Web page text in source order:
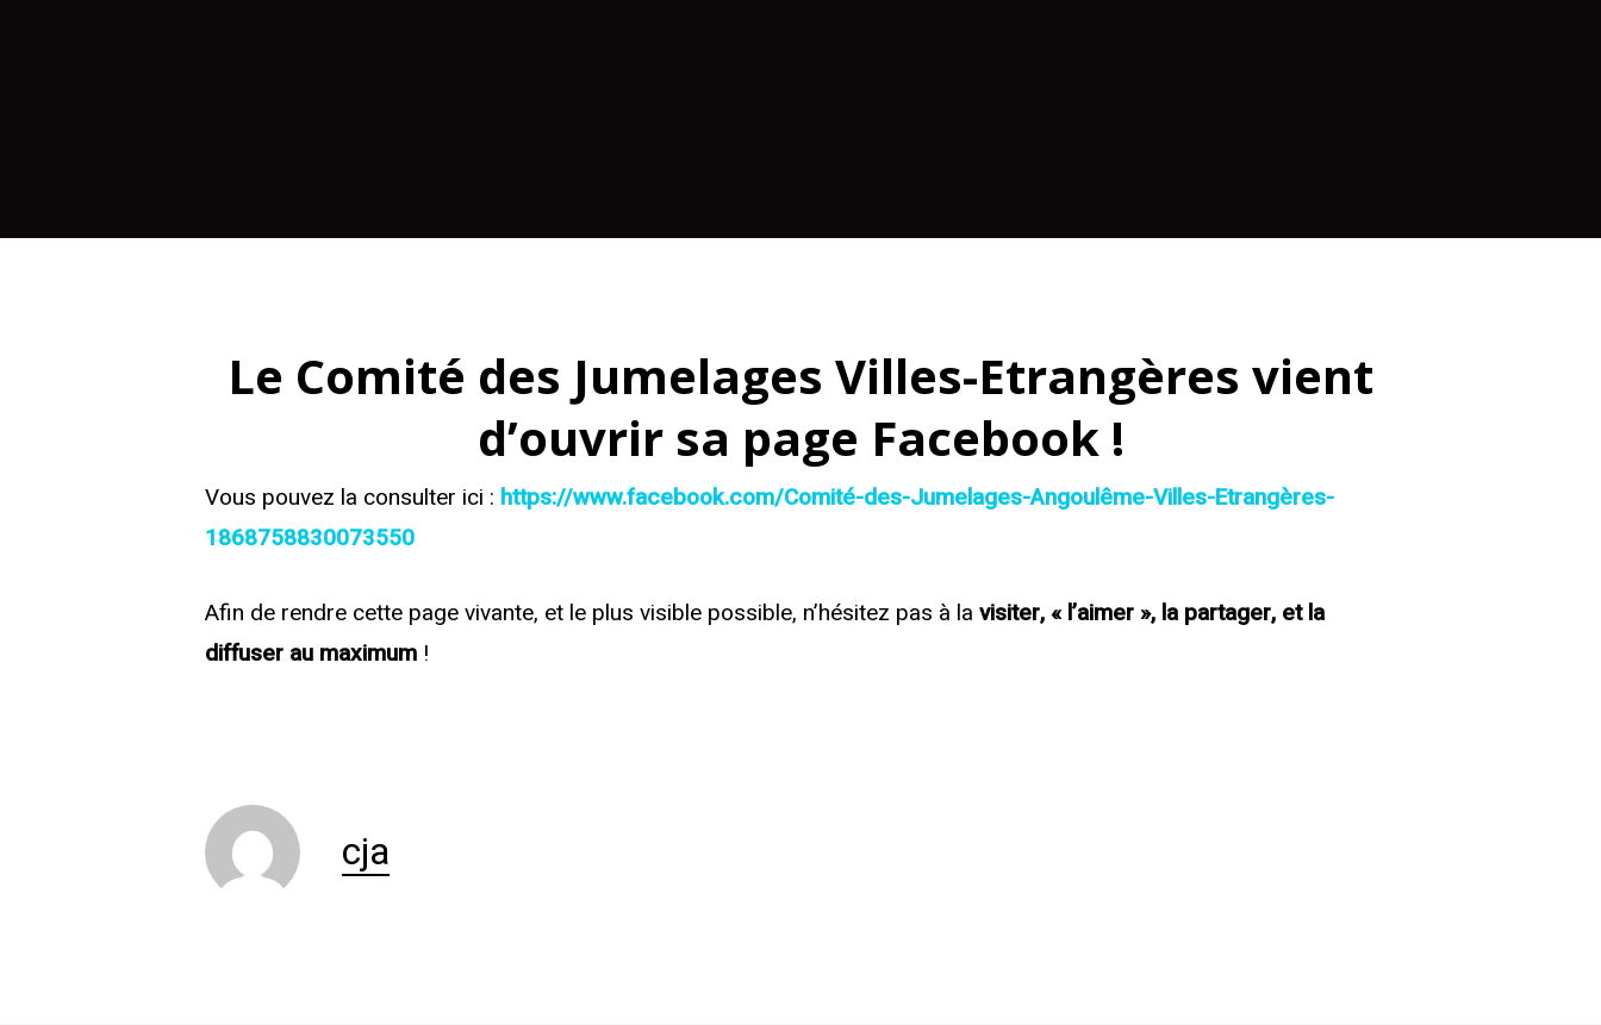
Le Comité des Jumelages Villes-Etrangères vient
d’ouvrir sa page Facebook !
Vous pouvez la consulter ici : https://www.facebook.com/Comité-des-Jumelages-Angoulême-Villes-Etrangères-
1868758830073550
Afin de rendre cette page vivante, et le plus visible possible, n’hésitez pas à la visiter, « l’aimer », la partager, et la
diffuser au maximum !
cja